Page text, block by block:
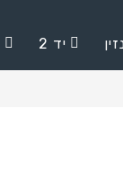
יד 2